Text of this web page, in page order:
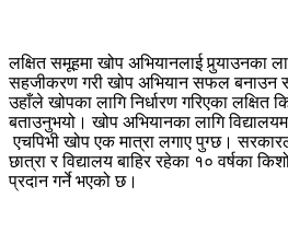
लक्षित समूहमा खोप अभियानलाई पुर्‍याउनका
सहजीकरण गरी खोप अभियान सफल बनाउन
उहाँले खोपका लागि निर्धारण गरिएका लक्षित
बताउनुभयो। खोप अभियानका लागि
एचपिभी खोप एक मात्रा लगाए पुग्छ।
छात्रा र विद्यालय बाहिर रहेका १० वर्षका
प्रदान गर्ने भएको छ।